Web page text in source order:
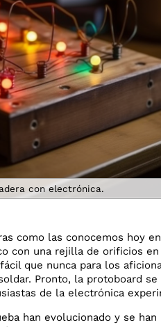
con electrónica.
como las conocemos hoy
con una rejilla de orificios
que nunca para los
Pronto, la protoboard
de la electrónica
han evolucionado y se